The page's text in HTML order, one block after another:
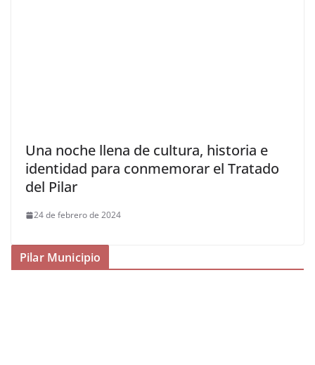
Una noche llena de cultura, historia e
identidad para conmemorar el Tratado
del Pilar
24 de febrero de 2024
Pilar Municipio